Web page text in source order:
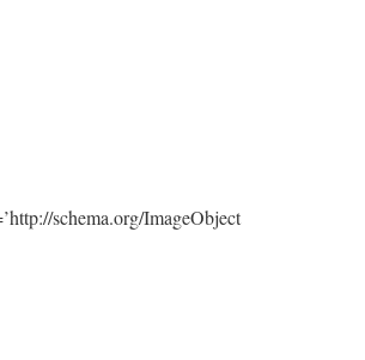
schema.org/ImageObject